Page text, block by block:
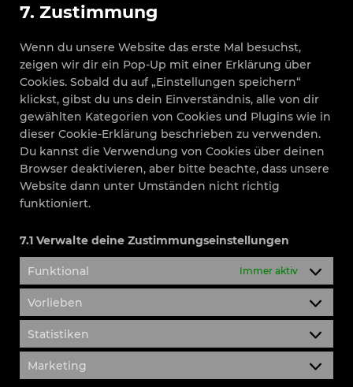
7. Zustimmung
Wenn du unsere Website das erste Mal besuchst,
zeigen wir dir ein Pop-Up mit einer Erklärung über
Cookies. Sobald du auf „Einstellungen speichern“
klickst, gibst du uns dein Einverständnis, alle von dir
gewählten Kategorien von Cookies und Plugins wie in
dieser Cookie-Erklärung beschrieben zu verwenden.
Du kannst die Verwendung von Cookies über deinen
Browser deaktivieren, aber bitte beachte, dass unsere
Website dann unter Umständen nicht richtig
funktioniert.
7.1 Verwalte deine Zustimmungseinstellungen
Funktional Immer aktiv
Vorlieben
Statistiken
Marketing